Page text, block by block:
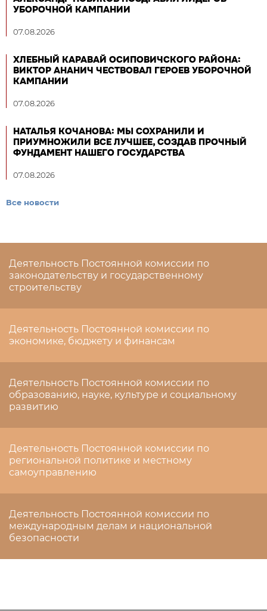
УБОРОЧНОЙ КАМПАНИИ
07.08.2026
ХЛЕБНЫЙ КАРАВАЙ ОСИПОВИЧСКОГО РАЙОНА:
ВИКТОР АНАНИЧ ЧЕСТВОВАЛ ГЕРОЕВ УБОРОЧНОЙ
КАМПАНИИ
07.08.2026
НАТАЛЬЯ КОЧАНОВА: МЫ СОХРАНИЛИ И
ПРИУМНОЖИЛИ ВСЕ ЛУЧШЕЕ, СОЗДАВ ПРОЧНЫЙ
ФУНДАМЕНТ НАШЕГО ГОСУДАРСТВА
07.08.2026
Все новости
Деятельность Постоянной комиссии по
законодательству и государственному
строительству
Деятельность Постоянной комиссии по
экономике, бюджету и финансам
Деятельность Постоянной комиссии по
образованию, науке, культуре и социальному
развитию
Деятельность Постоянной комиссии по
региональной политике и местному
самоуправлению
Деятельность Постоянной комиссии по
международным делам и национальной
безопасности